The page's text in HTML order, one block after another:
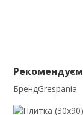
БрендGrespania